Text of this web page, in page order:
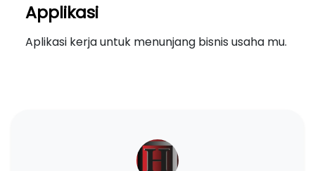
Applikasi
Aplikasi kerja untuk menunjang bisnis usaha mu.